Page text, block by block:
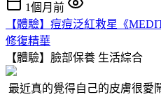
1個月前
【體驗】痘痘泛紅救星《
修復精華
【體驗】臉部保養 生活綜合
最近真的覺得自己的皮膚很愛